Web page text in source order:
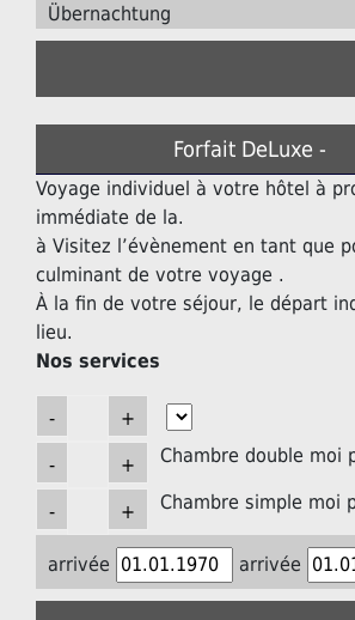
Übernachtung
Forfait DeLuxe -
Voyage individuel à votre hôtel à
immédiate de la.
à Visitez l’évènement en tant que
culminant de votre voyage .
À la fin de votre séjour, le départ
lieu.
Nos services
Chambre double moi
Chambre simple moi
arrivée arrivée